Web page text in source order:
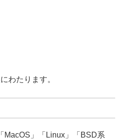
わたります。
MacOS」「Linux」「BSD系